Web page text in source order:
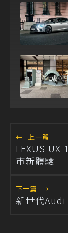
← 上一篇
LEXUS
市新體驗
下一篇 →
新世代